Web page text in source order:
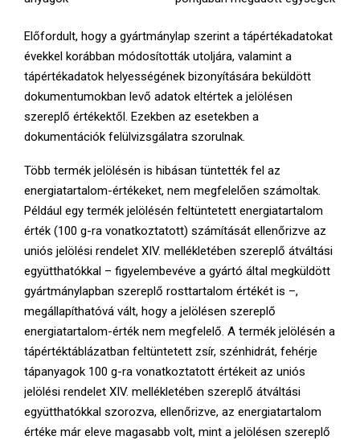
Előfordult, hogy a gyártmánylap szerint a tápértékadatokat
évekkel korábban módosították utoljára, valamint a
tápértékadatok helyességének bizonyítására beküldött
dokumentumokban levő adatok eltértek a jelölésen
szereplő értékektől. Ezekben az esetekben a
dokumentációk felülvizsgálatra szorulnak.
Több termék jelölésén is hibásan tüntették fel az
energiatartalom-értékeket, nem megfelelően számoltak.
Például egy termék jelölésén feltüntetett energiatartalom
érték (100 g-ra vonatkoztatott) számítását ellenőrizve az
uniós jelölési rendelet XIV. mellékletében szereplő átváltási
együtthatókkal – figyelembevéve a gyártó által megküldött
gyártmánylapban szereplő rosttartalom értékét is –,
megállapíthatóvá vált, hogy a jelölésen szereplő
energiatartalom-érték nem megfelelő. A termék jelölésén a
tápértéktáblázatban feltüntetett zsír, szénhidrát, fehérje
tápanyagok 100 g-ra vonatkoztatott értékeit az uniós
jelölési rendelet XIV. mellékletében szereplő átváltási
együtthatókkal szorozva, ellenőrizve, az energiatartalom
értéke már eleve magasabb volt, mint a jelölésen szereplő